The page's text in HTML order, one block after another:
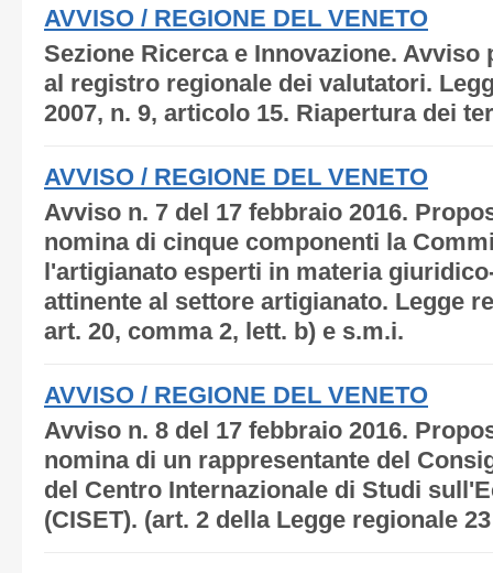
AVVISO / REGIONE DEL VENETO
Sezione Ricerca e Innovazione.
al registro regionale dei valutatori.
2007, n. 9, articolo 15. Riapertura dei
AVVISO / REGIONE DEL VENETO
Avviso n. 7 del 17 febbraio 2016.
nomina di cinque componenti la
l'artigianato esperti in materia
attinente al settore artigianato. Legge
art. 20, comma 2, lett. b) e s.m.i.
AVVISO / REGIONE DEL VENETO
Avviso n. 8 del 17 febbraio 2016.
nomina di un rappresentante del
del Centro Internazionale di Studi
(CISET). (art. 2 della Legge regionale